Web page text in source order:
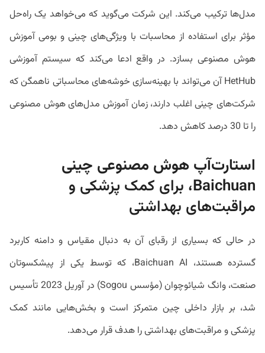
مدل‌ها ترکیب می‌کند. این شرکت می‌گوید که می‌خواهد یک راه‌حل
مؤثر برای استفاده از محاسبات با ویژگی‌های چینی و بومی آموزش
هوش مصنوعی بسازد. در واقع ادعا می‌کند که سیستم آموزشی
HetHub آن می‌تواند با بهینه‌سازی خوشه‌های محاسباتی ناهمگن که
شرکت‌های چینی اغلب دارند، زمان آموزش مدل‌های هوش مصنوعی
را تا 30 درصد کاهش دهد.
استارت‌آپ هوش مصنوعی چینی
Baichuan، برای کمک پزشکی و
مراقبت‌های بهداشتی
در حالی که بسیاری از رقبای آن به دنبال مقیاس و دامنه کاربرد
گسترده هستند، Baichuan AI، که توسط یکی از پیشکسوتان
صنعت، وانگ شیائوچوان (مؤسس Sogou) در آوریل 2023 تأسیس
شد، بر بازار داخلی چین متمرکز است و بخش‌هایی مانند کمک
پزشکی و مراقبت‌های بهداشتی را هدف قرار می‌دهد.